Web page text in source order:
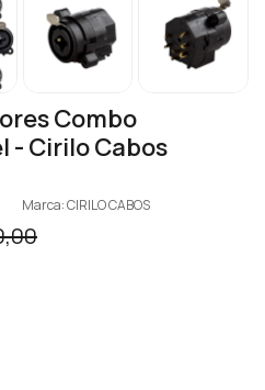
Combo
- Cirilo Cabos
Marca: CIRILO CABOS